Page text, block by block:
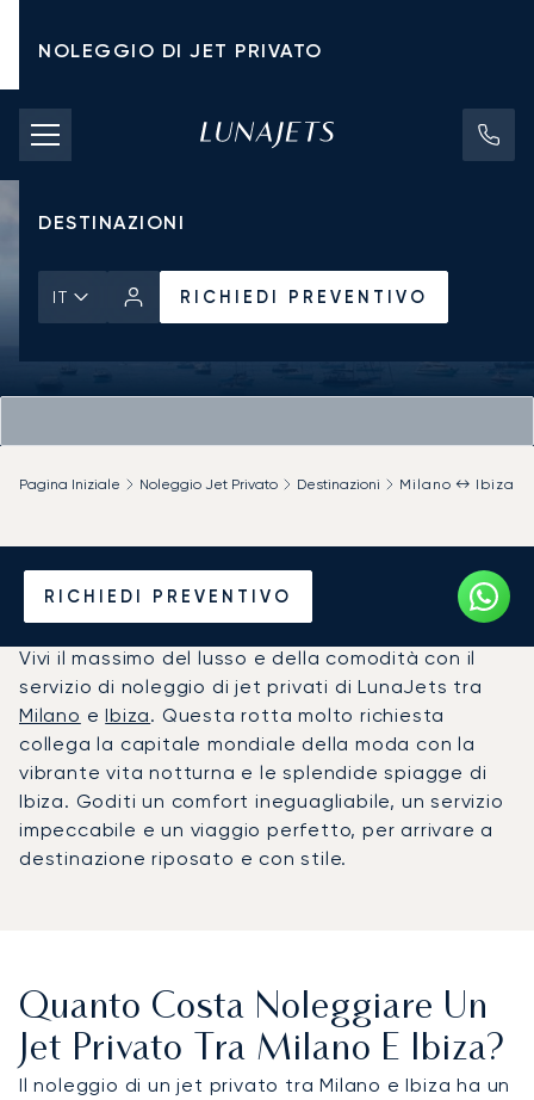
NOLEGGIO DI JET PRIVATO
TARIFFE DI NOLEGGIO
JET PRIVATI
DESTINAZIONI
IT RICHIEDI PREVENTIVO
RICHIEDI PREVENTIVO
Pagina Iniziale Noleggio Jet Privato Destinazioni Milano ↔ Ibiza
Noleggia un Jet Privato da
Milano a Ibiza
Vivi il massimo del lusso e della comodità con il
servizio di noleggio di jet privati di LunaJets tra
Milano eIbiza. Questa rotta molto richiesta
collega la capitale mondiale della moda con la
vibrante vita notturna e le splendide spiagge di
Ibiza. Goditi un comfort ineguagliabile, un servizio
impeccabile e un viaggio perfetto, per arrivare a
destinazione riposato e con stile.
Quanto Costa Noleggiare Un
Jet Privato Tra Milano E Ibiza?
Il noleggio di un jet privato tra Milano e Ibiza ha un